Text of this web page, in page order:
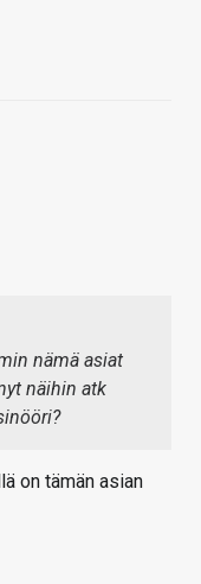
nämä asiat
näihin atk
on tämän asian